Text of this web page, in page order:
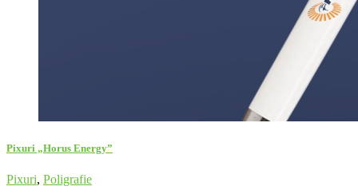
Pixuri „Horus Energy”
Pixuri, Poligrafie